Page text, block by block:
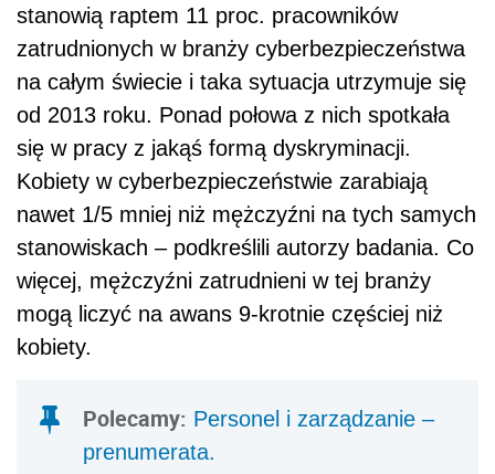
stanowią raptem 11 proc. pracowników
zatrudnionych w branży cyberbezpieczeństwa
na całym świecie i taka sytuacja utrzymuje się
od 2013 roku. Ponad połowa z nich spotkała
się w pracy z jakąś formą dyskryminacji.
Kobiety w cyberbezpieczeństwie zarabiają
nawet 1/5 mniej niż mężczyźni na tych samych
stanowiskach – podkreślili autorzy badania. Co
więcej, mężczyźni zatrudnieni w tej branży
mogą liczyć na awans 9-krotnie częściej niż
kobiety.
Polecamy: Personel i zarządzanie –
prenumerata.